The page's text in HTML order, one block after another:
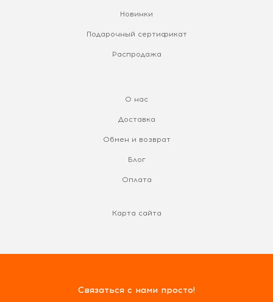
Новинки
Подарочный сертификат
Распродажа
О нас
Доставка
Обмен и возврат
Блог
Оплата
Карта сайта
Связаться с нами просто!